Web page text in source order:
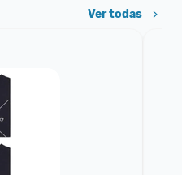
Ver todas